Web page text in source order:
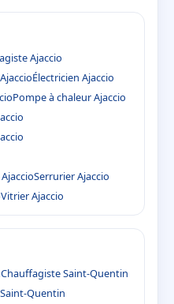
Ajaccio
Électricien Ajaccio
Pompe à chaleur Ajaccio
Serrurier Ajaccio
Vitrier Ajaccio
Chauffagiste Saint-Quentin
Quentin